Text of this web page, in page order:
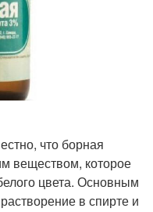
что борная
веществом, которое
цвета. Основным
в спирте и